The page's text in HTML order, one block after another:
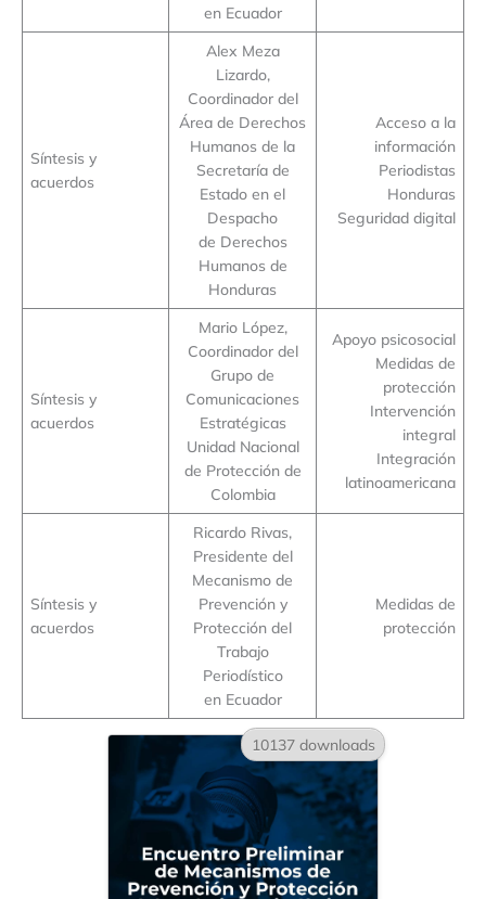
en Ecuador
Síntesis y
acuerdos
Alex Meza
Lizardo,
Coordinador del
Área de Derechos
Humanos de la
Secretaría de
Estado en el
Despacho
de Derechos
Humanos de
Honduras
Acceso a la
información
Periodistas
Honduras
Seguridad digital
Síntesis y
acuerdos
Mario López,
Coordinador del
Grupo de
Comunicaciones
Estratégicas
Unidad Nacional
de Protección de
Colombia
Apoyo psicosocial
Medidas de
protección
Intervención
integral
Integración
latinoamericana
Síntesis y
acuerdos
Ricardo Rivas,
Presidente del
Mecanismo de
Prevención y
Protección del
Trabajo
Periodístico
en Ecuador
Medidas de
protección
10137 downloads